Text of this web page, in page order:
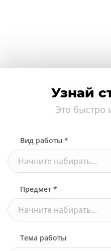
Узнай
Это быстро
Вид работы *
Начните набирать...
Предмет *
Начните набирать...
Тема работы